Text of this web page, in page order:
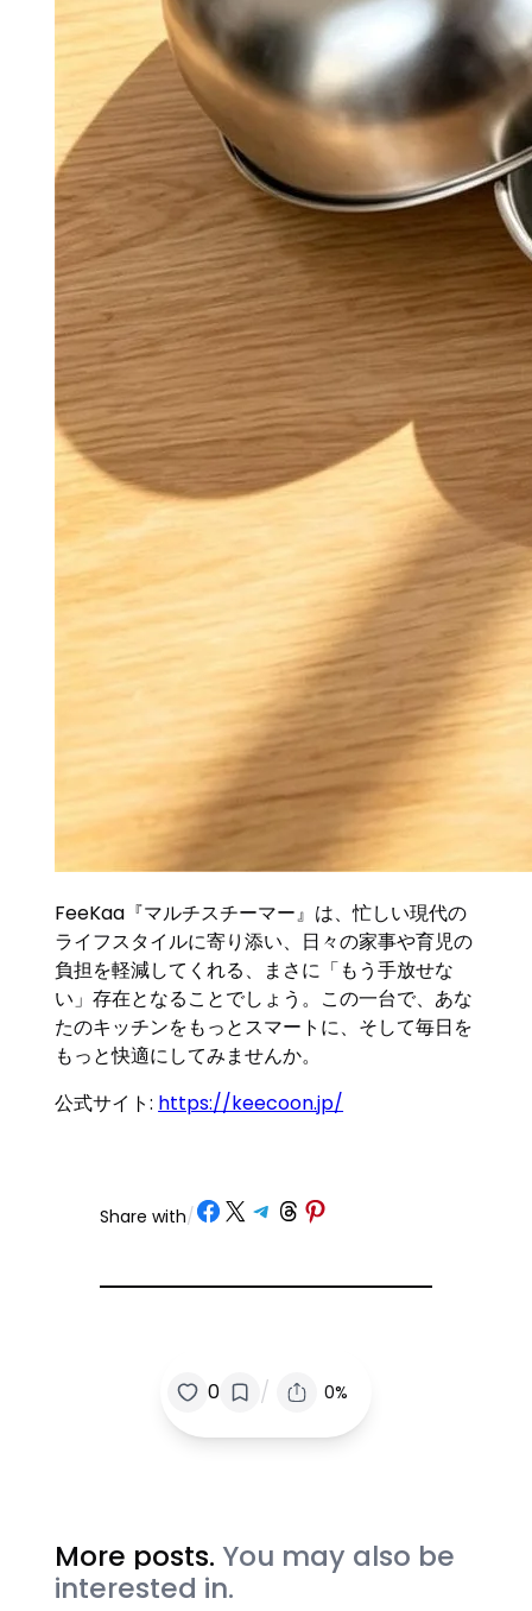
FeeKaa『マルチスチーマー』は、忙しい現代の
ライフスタイルに寄り添い、日々の家事や育児の
負担を軽減してくれる、まさに「もう手放せな
い」存在となることでしょう。この一台で、あな
たのキッチンをもっとスマートに、そして毎日を
もっと快適にしてみませんか。
公式サイト: https://keecoon.jp/
Share with/ Share on Facebook
Share on X Share on Telegram
Share on Threads
Share on Pinterest
0 / 0%
More posts. You may also be
interested in.